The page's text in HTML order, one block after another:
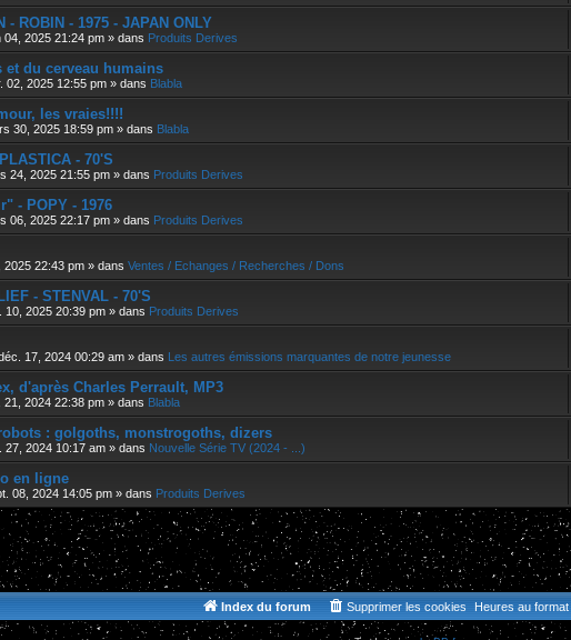
- ROBIN - 1975 - JAPAN ONLY
04, 2025 21:24 pm » dans Produits Derives
du cerveau humains
02, 2025 12:55 pm » dans Blabla
les vraies!!!!
30, 2025 18:59 pm » dans Blabla
- 70'S
24, 2025 21:55 pm » dans Produits Derives
- POPY - 1976
06, 2025 22:17 pm » dans Produits Derives
2025 22:43 pm » dans Ventes / Echanges / Recherches / Dons
- STENVAL - 70'S
10, 2025 20:39 pm » dans Produits Derives
17, 2024 00:29 am » dans Les autres émissions marquantes de notre jeunesse
d'après Charles Perrault, MP3
21, 2024 22:38 pm » dans Blabla
: golgoths, monstrogoths, dizers
27, 2024 10:17 am » dans Nouvelle Série TV (2024 - ...)
en ligne
08, 2024 14:05 pm » dans Produits Derives
Index du forum Heures au format
Supprimer les cookies